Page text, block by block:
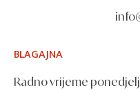
BLAGAJNA
Radno vrijeme